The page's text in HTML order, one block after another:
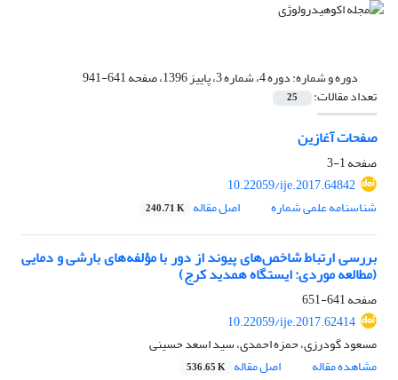
دوره و شماره:دوره 4، شماره 3، پاییز 1396، صفحه 641-941
تعداد مقالات: 25
صفحات آغازین
صفحه1-3
10.22059/ije.2017.64842
شناسنامه علمی شماره
اصل مقاله 240.71 K
بررسی ارتباط شاخص‌های پیوند از دور با مؤلفه‌های بارشی و دمایی
(مطالعه موردی: ایستگاه همدید کرج)
صفحه641-651
10.22059/ije.2017.62414
مسعود گودرزی، حمزه احمدی، سید اسعد حسینی
مشاهده مقاله
اصل مقاله 536.65 K